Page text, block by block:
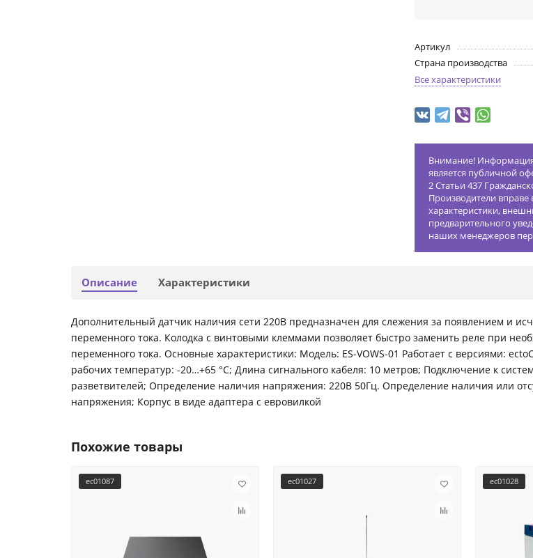
Артикул
Страна производства
Все характеристики
Внимание!
является публичной
2 Статьи 437
Производители вправе
характеристики,
предварительного
наших менеджеров
Описание Характеристики
Дополнительный датчик наличия сети 220В предназначен для слежения за появлением и
переменного тока. Колодка с винтовыми клеммами позволяет быстро заменить реле при
переменного тока. Основные характеристики: Модель: ES-VOWS-01 Работает с версиями:
рабочих температур: -20…+65 °С; Длина сигнального кабеля: 10 метров; Подключение к
разветвителей; Определение наличия напряжения: 220В 50Гц. Определение наличия или
напряжения; Корпус в виде адаптера с евровилкой
Похожие товары
ec01087 ec01027 ec01028